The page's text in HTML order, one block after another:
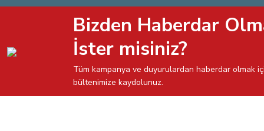
Bizden Haberdar
İster misiniz?
Tüm kampanya ve duyurulardan haberdar olmak
bültenimize kaydolunuz.